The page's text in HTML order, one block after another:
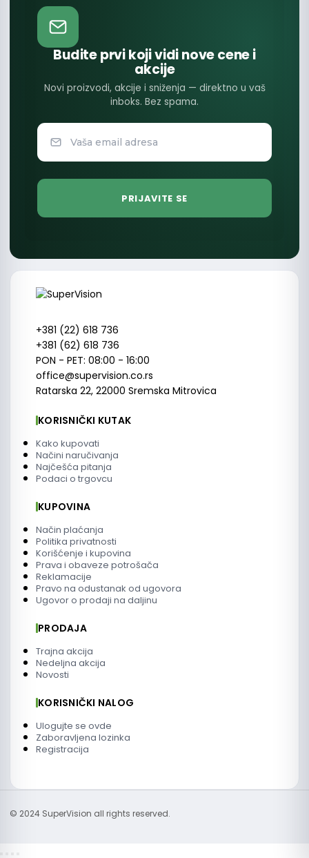
Budite prvi koji vidi nove cene i
akcije
Novi proizvodi, akcije i sniženja — direktno u vaš
inboks. Bez spama.
+381 (22) 618 736
+381 (62) 618 736
PON - PET: 08:00 - 16:00
office@supervision.co.rs
Ratarska 22, 22000 Sremska Mitrovica
KORISNIČKI KUTAK
Kako kupovati
Načini naručivanja
Najčešća pitanja
Podaci o trgovcu
KUPOVINA
Način plaćanja
Politika privatnosti
Korišćenje i kupovina
Prava i obaveze potrošača
Reklamacije
Pravo na odustanak od ugovora
Ugovor o prodaji na daljinu
PRODAJA
Trajna akcija
Nedeljna akcija
Novosti
KORISNIČKI NALOG
Ulogujte se ovde
Zaboravljena lozinka
Registracija
© 2024 SuperVision all rights reserved.